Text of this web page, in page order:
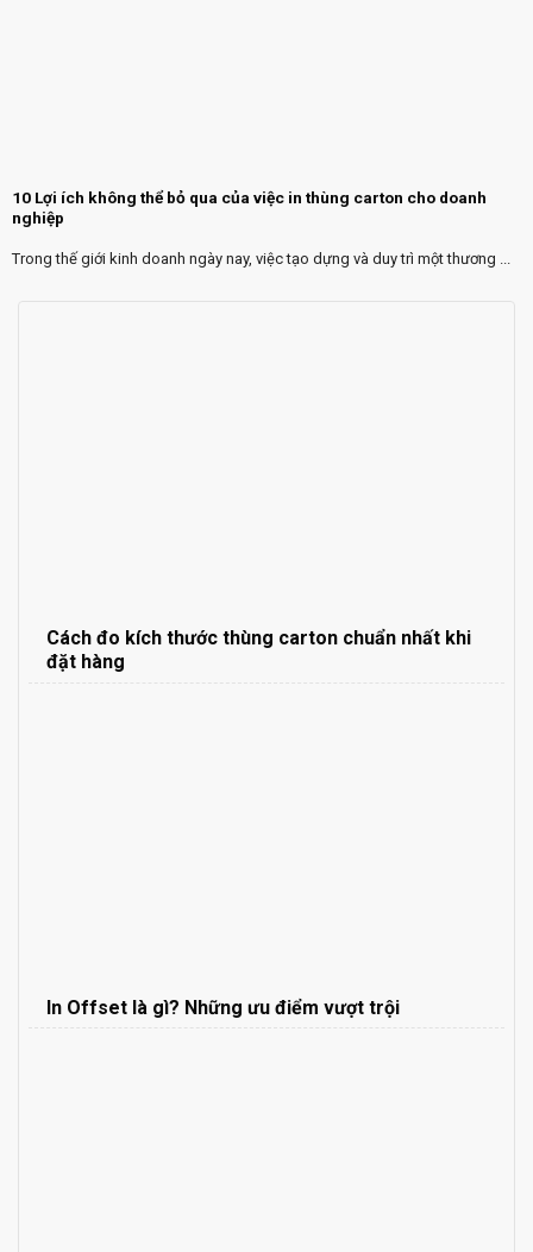
10 Lợi ích không thể bỏ qua của việc in thùng carton cho doanh
nghiệp
Trong thế giới kinh doanh ngày nay, việc tạo dựng và duy trì một thương ...
Cách đo kích thước thùng carton chuẩn nhất khi
đặt hàng
In Offset là gì? Những ưu điểm vượt trội